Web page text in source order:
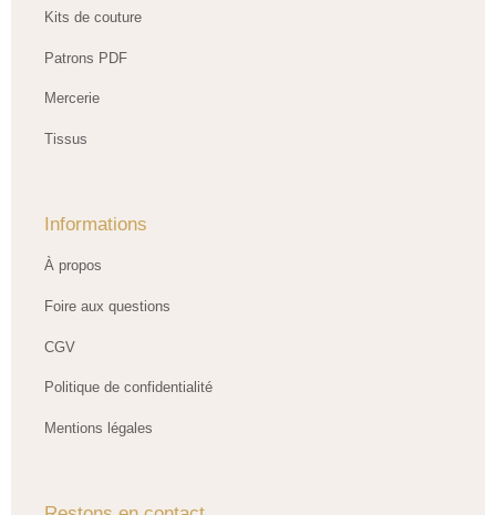
Kits de couture
Patrons PDF
Mercerie
Tissus
Informations
À propos
Foire aux questions
CGV
Politique de confidentialité
Mentions légales